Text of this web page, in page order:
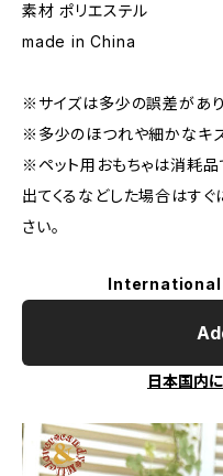
素材 ポリエステル
made in China
※サイズは多少の誤差があり
※多少のほつれや細かなキ
※ペット用おもちゃは消耗品
出てくるなどした場合はすぐ
さい。
日本国内